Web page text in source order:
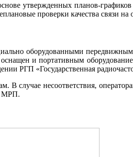
утвержденных планов-
проверки качества связи
оборудованными
и портативным
РГП «Государственная
В случае несоответствия,
МРП.